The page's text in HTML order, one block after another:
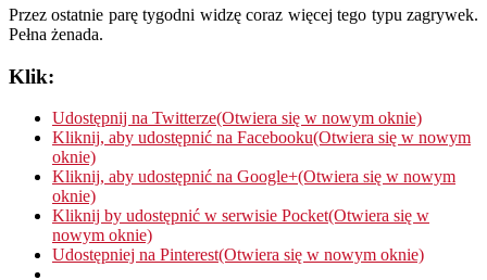
Przez ostatnie parę tygodni widzę coraz więcej tego typu zagrywek.
Pełna żenada.
Klik:
Udostępnij na Twitterze(Otwiera się w nowym oknie)
Kliknij, aby udostępnić na Facebooku(Otwiera się w nowym
oknie)
Kliknij, aby udostępnić na Google+(Otwiera się w nowym
oknie)
Kliknij by udostępnić w serwisie Pocket(Otwiera się w
nowym oknie)
Udostępniej na Pinterest(Otwiera się w nowym oknie)